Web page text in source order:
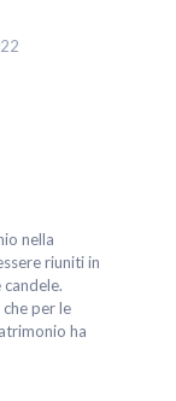
nella
riuniti in
per le
ha